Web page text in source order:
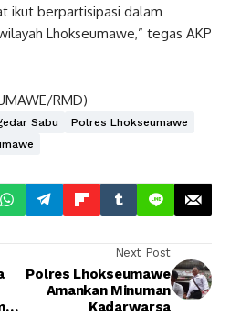
ikut berpartisipasi dalam
Lhokseumawe,” tegas AKP
RMD)
Sabu
Polres Lhokseumawe
Next Post
Polres Lhokseumawe
Amankan Minuman
Kadarwarsa